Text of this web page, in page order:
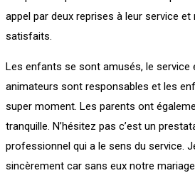
appel par deux reprises à leur service
satisfaits.
Les enfants se sont amusés, le service
animateurs sont responsables et les
super moment. Les parents ont
tranquille. N’hésitez pas c’est un
professionnel qui a le sens du service.
sincèrement car sans eux notre